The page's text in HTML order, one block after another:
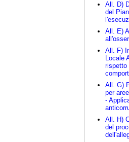
All. D)
del
All. E)
All. F)
Locale
rispetto
All. G)
per
-
All. H)
del